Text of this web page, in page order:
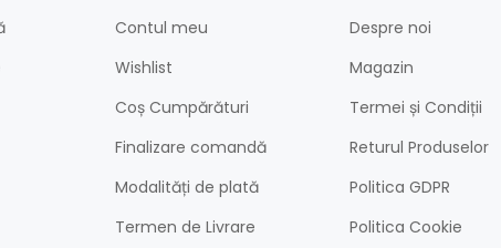
Contul meu
Wishlist
Coș Cumpărături
Finalizare comandă
Modalități de plată
Termen de Livrare
Despre noi
Magazin
Termei și Condiții
Returul Produselor
Politica GDPR
Politica Cookie